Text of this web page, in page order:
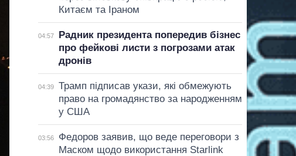
Китаєм та Іраном
04:57
Радник президента попередив бізнес
про фейкові листи з погрозами атак
дронів
04:39
Трамп підписав укази, які обмежують
право на громадянство за народженням
у США
03:56
Федоров заявив, що веде переговори з
Маском щодо використання Starlink